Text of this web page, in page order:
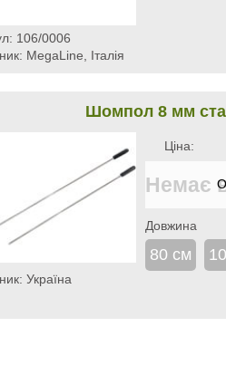
106/0006
MegaLine, Італія
Шомпол 8 мм
Ціна:
Немає
Довжина
80 см
Україна